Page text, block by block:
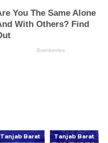
Tanjab Barat Tanjab Barat